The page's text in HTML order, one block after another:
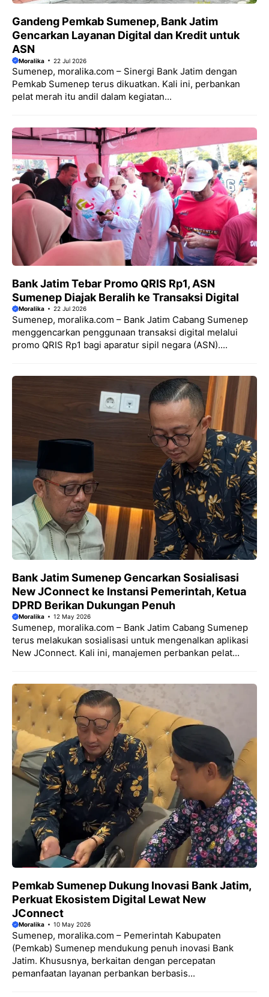
Gandeng Pemkab Sumenep, Bank Jatim
Gencarkan Layanan Digital dan Kredit untuk
ASN
Moralika 22 Jul 2026
Sumenep, moralika.com – Sinergi Bank Jatim dengan
Pemkab Sumenep terus dikuatkan. Kali ini, perbankan
pelat merah itu andil dalam kegiatan...
Bank Jatim Tebar Promo QRIS Rp1, ASN
Sumenep Diajak Beralih ke Transaksi Digital
Moralika 22 Jul 2026
Sumenep, moralika.com – Bank Jatim Cabang Sumenep
menggencarkan penggunaan transaksi digital melalui
promo QRIS Rp1 bagi aparatur sipil negara (ASN)....
Bank Jatim Sumenep Gencarkan Sosialisasi
New JConnect ke Instansi Pemerintah, Ketua
DPRD Berikan Dukungan Penuh
Moralika 12 May 2026
Sumenep, moralika.com – Bank Jatim Cabang Sumenep
terus melakukan sosialisasi untuk mengenalkan aplikasi
New JConnect. Kali ini, manajemen perbankan pelat...
Pemkab Sumenep Dukung Inovasi Bank Jatim,
Perkuat Ekosistem Digital Lewat New
JConnect
Moralika 10 May 2026
Sumenep, moralika.com – Pemerintah Kabupaten
(Pemkab) Sumenep mendukung penuh inovasi Bank
Jatim. Khususnya, berkaitan dengan percepatan
pemanfaatan layanan perbankan berbasis...